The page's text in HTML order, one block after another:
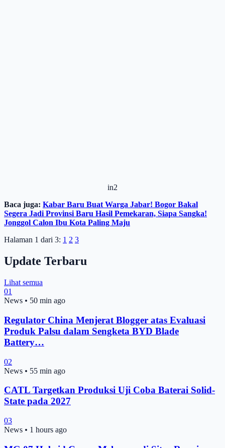
in2
Baca juga: Kabar Baru Buat Warga Jabar! Bogor Bakal
Segera Jadi Provinsi Baru Hasil Pemekaran, Siapa Sangka!
Jonggol Calon Ibu Kota Paling Maju
Halaman 1 dari 3: 1 2 3
Update Terbaru
Lihat semua
01
News • 50 min ago
Regulator China Menjerat Blogger atas Evaluasi
Produk Palsu dalam Sengketa BYD Blade
Battery…
02
News • 55 min ago
CATL Targetkan Produksi Uji Coba Baterai Solid-
State pada 2027
03
News • 1 hours ago